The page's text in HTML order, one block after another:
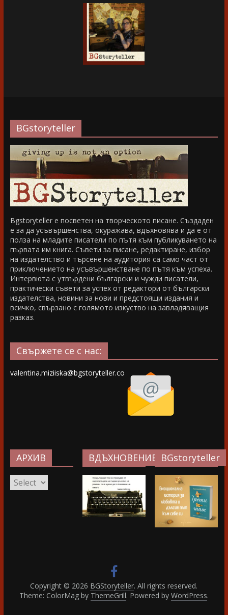
BGstoryteller
Bgstoryteller е посветен на творческото писане. Създаден
е за да усъвършенства, окуражава, вдъхновява и да е от
полза на младите писатели по пътя към публикуването на
първата им книга. Съвети за писане, редактиране, избор
на издателство и търсене на аудитория са само част от
приключението на усъвършенстване по пътя към успеха.
Интервюта с утвърдени български и чужди писатели,
практически съвети за успех от редактори от български
издателства, новини за нови и предстоящи издания и
всичко, свързано с голямото изкуство на завладяващия
разказ.
Свържете се с нас:
valentina.miziiska@bgstoryteller.co
АРХИВ
АРХИВ
ВДЪХНОВЕНИЕ…BGstoryteller
Copyright © 2026 BGStoryteller. All rights reserved.
Theme: ColorMag by ThemeGrill. Powered by WordPress.